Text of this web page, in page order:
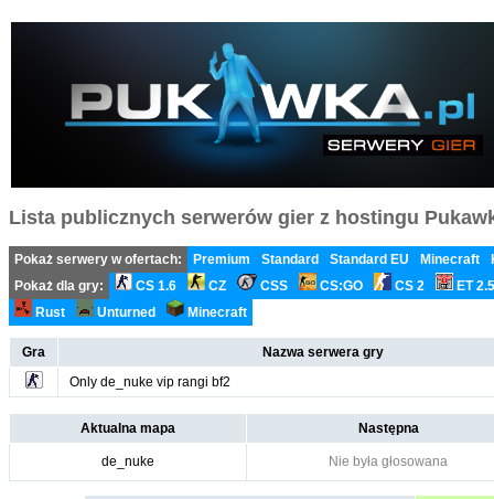
Lista publicznych serwerów gier z hostingu
Pokaż serwery w ofertach: Premium Standard Standard EU Minecraft
Pokaż dla gry:
CS 1.6 CZ CSS CS:GO CS 2
ET
Rust
Unturned Minecraft
Gra
Nazwa serwera gry
Only de_nuke vip rangi bf2
Aktualna mapa Następna
de_nuke Nie była głosowana